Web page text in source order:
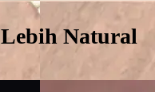
Natural